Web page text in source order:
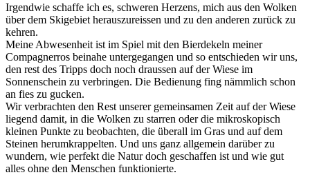
Irgendwie schaffe ich es, schweren Herzens, mich aus den Wolken
über dem Skigebiet herauszureissen und zu den anderen zurück zu
kehren.
Meine Abwesenheit ist im Spiel mit den Bierdekeln meiner
Compagnerros beinahe untergegangen und so entschieden wir uns,
den rest des Tripps doch noch draussen auf der Wiese im
Sonnenschein zu verbringen. Die Bedienung fing nämmlich schon
an fies zu gucken.
Wir verbrachten den Rest unserer gemeinsamen Zeit auf der Wiese
liegend damit, in die Wolken zu starren oder die mikroskopisch
kleinen Punkte zu beobachten, die überall im Gras und auf dem
Steinen herumkrappelten. Und uns ganz allgemein darüber zu
wundern, wie perfekt die Natur doch geschaffen ist und wie gut
alles ohne den Menschen funktionierte.